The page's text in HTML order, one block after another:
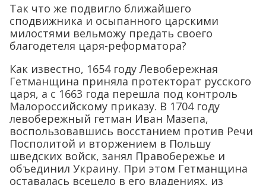
Так что же подвигло ближайшего
сподвижника и осыпанного царскими
милостями вельможу предать своего
благодетеля царя-реформатора?
Как известно, 1654 году Левобережная
Гетманщина приняла протекторат русского
царя, а с 1663 года перешла под контроль
Малороссийскому приказу. В 1704 году
левобережный гетман Иван Мазепа,
воспользовавшись восстанием против Речи
Посполитой и вторжением в Польшу
шведских войск, занял Правобережье и
объединил Украину. При этом Гетманщина
оставалась всецело в его владениях, из